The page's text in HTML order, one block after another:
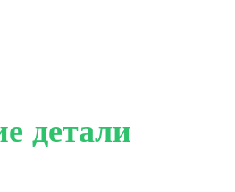
детали